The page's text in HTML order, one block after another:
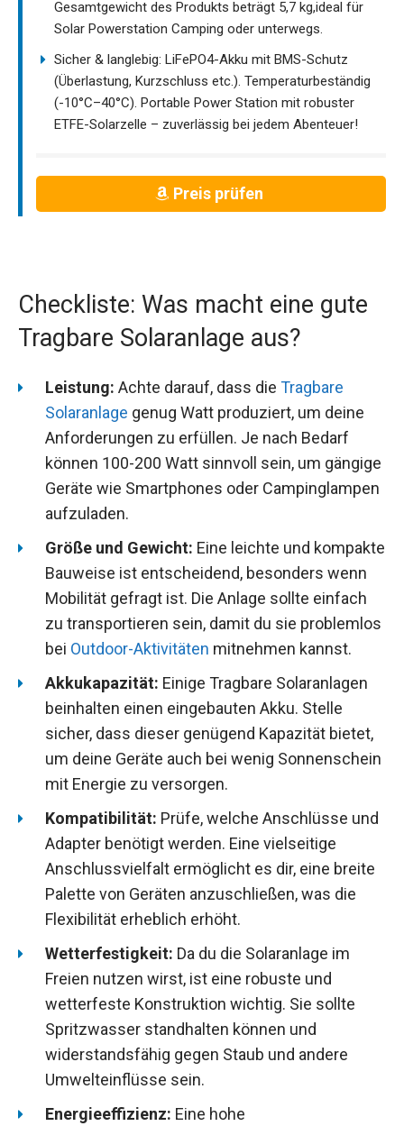
Gesamtgewicht des Produkts beträgt 5,7 kg,ideal für
Solar Powerstation Camping oder unterwegs.
Sicher & langlebig: LiFePO4-Akku mit BMS-Schutz
(Überlastung, Kurzschluss etc.). Temperaturbeständig
(-10°C–40°C). Portable Power Station mit robuster
ETFE-Solarzelle – zuverlässig bei jedem Abenteuer!
Preis prüfen
Checkliste: Was macht eine gute
Tragbare Solaranlage aus?
Leistung: Achte darauf, dass die Tragbare
Solaranlage genug Watt produziert, um deine
Anforderungen zu erfüllen. Je nach Bedarf
können 100-200 Watt sinnvoll sein, um gängige
Geräte wie Smartphones oder Campinglampen
aufzuladen.
Größe und Gewicht: Eine leichte und kompakte
Bauweise ist entscheidend, besonders wenn
Mobilität gefragt ist. Die Anlage sollte einfach
zu transportieren sein, damit du sie problemlos
bei Outdoor-Aktivitäten mitnehmen kannst.
Akkukapazität: Einige Tragbare Solaranlagen
beinhalten einen eingebauten Akku. Stelle
sicher, dass dieser genügend Kapazität bietet,
um deine Geräte auch bei wenig Sonnenschein
mit Energie zu versorgen.
Kompatibilität: Prüfe, welche Anschlüsse und
Adapter benötigt werden. Eine vielseitige
Anschlussvielfalt ermöglicht es dir, eine breite
Palette von Geräten anzuschließen, was die
Flexibilität erheblich erhöht.
Wetterfestigkeit: Da du die Solaranlage im
Freien nutzen wirst, ist eine robuste und
wetterfeste Konstruktion wichtig. Sie sollte
Spritzwasser standhalten können und
widerstandsfähig gegen Staub und andere
Umwelteinflüsse sein.
Energieeffizienz: Eine hohe